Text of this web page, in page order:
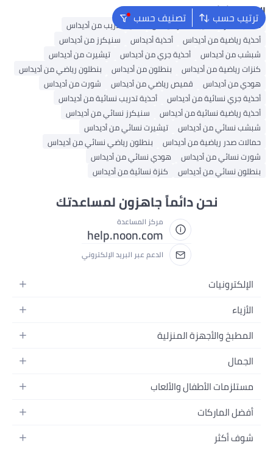
ترتيب حسب تصنيف حسب البحث الشائع
حقائب ظهر حقيبة ظهر أديداس
أحذية تدريب من أديداس
أحذية رياضية من أديداس
أحذية أديداس
سنيكرز من أديداس
شبشب من أديداس
أحذية جري من أديداس
تيشيرت من أديداس
كنزات رياضية من أديداس
بنطلون من أديداس
بنطلون رياضي من أديداس
هودي من أديداس
قميص رياضي من أديداس
شورت من أديداس
أحذية جري نسائية من أديداس
أحذية تدريب نسائية من أديداس
أحذية رياضية نسائية من أديداس
سنيكرز نسائي من أديداس
شبشب نسائي من أديداس
تيشيرت نسائي من أديداس
حمالات صدر رياضية من أديداس
بنطلون رياضي نسائي من أديداس
شورت نسائي من أديداس
هودي نسائي من أديداس
بنطلون نسائي من أديداس
كنزة نسائية من أديداس
نحن دائماً جاهزون لمساعدتك
مركز المساعدة
help.noon.com
الدعم عبر البريد الإلكتروني
الإلكترونيات
الجوالات
اللابتوبات
الأجهزة المنزلية
التلفزيونات
السماعات
ألعاب القيمنق
الأزياء
أزياء نسائية
أزياء البنات
أزياء الأولاد
المجوهرات
حقائب نسائية
المطبخ والأجهزة المنزلية
الحمام
المطبخ والسفرة
أدوات وتحسين المنزل
الأثاث
الجمال
العطور
العناية بالشعر
العناية بالبشرة
مستلزمات الأطفال والألعاب
الحفاضات
الرضاعة والتغذية
أفضل الماركات
سامسونج
شوف أكثر